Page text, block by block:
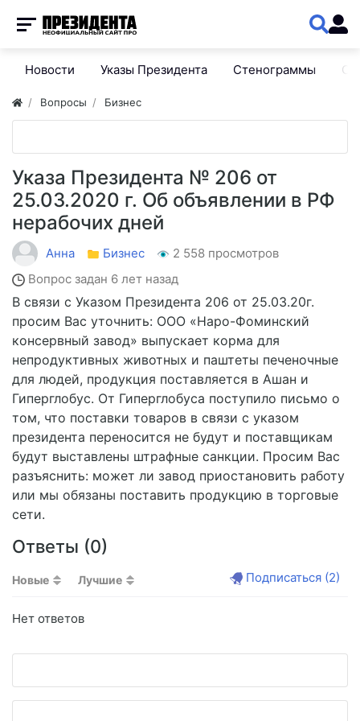
Новости Указы Президента Стенограммы
Вопросы Бизнес
Указа Президента № 206 от
25.03.2020 г. Об объявлении в РФ
нерабочих дней
Анна Бизнес
2 558 просмотров
Вопрос задан 6 лет назад
В связи с Указом Президента 206 от 25.03.20г.
просим Вас уточнить: ООО «Наро-Фоминский
консервный завод» выпускает корма для
непродуктивных животных и паштеты печеночные
для людей, продукция поставляется в Ашан и
Гиперглобус. От Гиперглобуса поступило письмо о
том, что поставки товаров в связи с указом
президента переносится не будут и поставщикам
будут выставлены штрафные санкции. Просим Вас
разъяснить: может ли завод приостановить работу
или мы обязаны поставить продукцию в торговые
сети.
Ответы (0)
Новые Лучшие Подписаться (2)
Нет ответов